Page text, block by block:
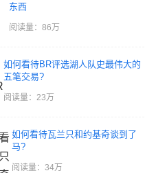
东西
阅读量：86万
如何看待BR评选湖人队史最伟大的
五笔交易?
阅读量：23万
如何看待瓦兰只和约基奇谈到了
马?
阅读量：34万